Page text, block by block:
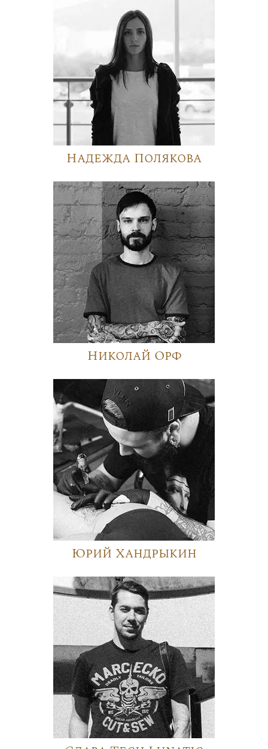
Надежда Полякова
Николай Орф
Юрий Хандрыкин